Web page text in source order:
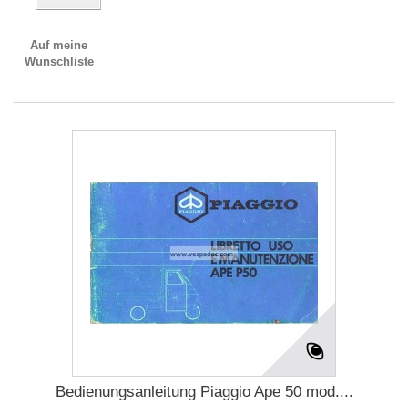
Auf meine
Wunschliste
Bedienungsanleitung Piaggio Ape 50 mod....